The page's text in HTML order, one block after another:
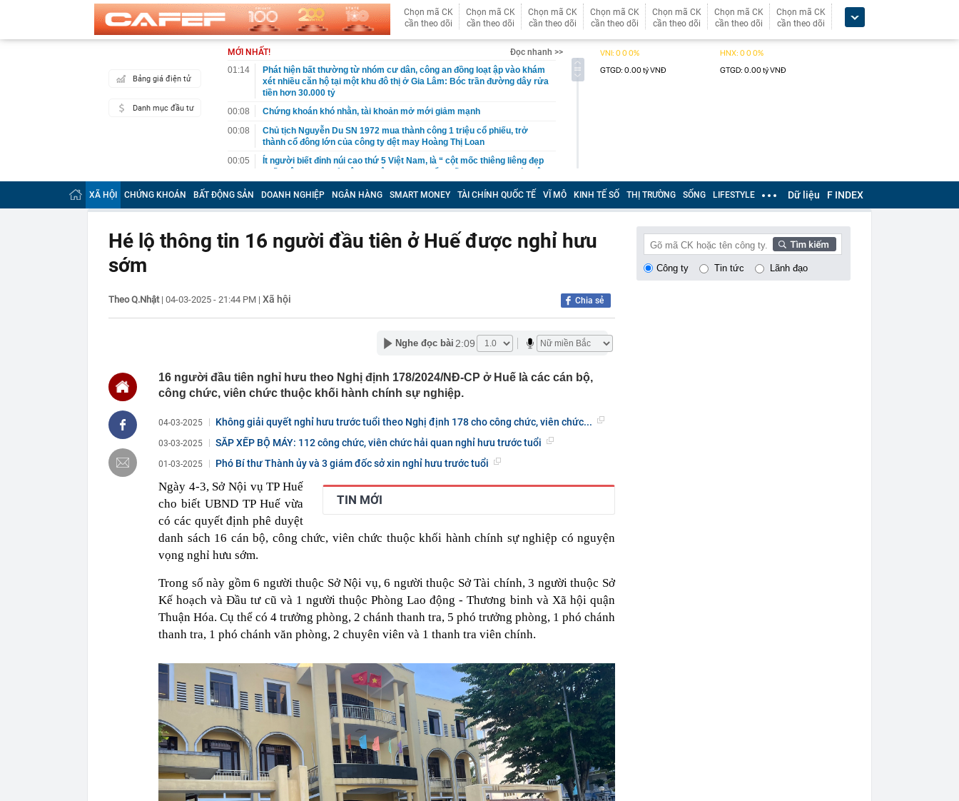
Chọn mã CK
cần theo dõi
Chọn mã CK
cần theo dõi
Chọn mã CK
cần theo dõi
Chọn mã CK
cần theo dõi
Chọn mã CK
cần theo dõi
Chọn mã CK
cần theo dõi
Chọn mã CK
cần theo dõi
Bảng giá điện tử
Danh mục đầu tư
MỚI NHẤT!
Đọc nhanh >>
01:14
Phát hiện bất thường từ nhóm cư dân, công an đồng loạt ập vào khám
xét nhiều căn hộ tại một khu đô thị ở Gia Lâm: Bóc trần đường dây rửa
tiền hơn 30.000 tỷ
00:08
Chứng khoán khó nhằn, tài khoản mở mới giảm mạnh
00:08
Chủ tịch Nguyễn Du SN 1972 mua thành công 1 triệu cổ phiếu, trở
thành cổ đông lớn của công ty dệt may Hoàng Thị Loan
00:05
Ít người biết đỉnh núi cao thứ 5 Việt Nam, là “ cột mốc thiêng liêng đẹp
trekking
Việt Nam có 1 hệ thống y khoa tư nhân sở hữu 14 bệnh viện, 2.900
giường bệnh, vừa được vinh danh "Hệ thống Y khoa tốt nhất Việt Nam
00:05
56 mã chứng khoán bị HoSE cắt margin trong tháng 8
Chứng khoán Vietcap dự phóng VN-Index có thể chạm mốc 1.885 điểm
ngay trong tháng 8
Nắm trong tay Điện Máy Xanh, Bách Hóa Xanh, An Khang, vốn hóa
00:01
Khám xét ngôi nhà cổ, phát hiện 'kho báu' gồm 1.000 đồng tiền vàng và
5 thỏi vàng giấu trong nhiều ngăn bí mật - giá trị hơn 18 tỷ đồng
vượt Hàn Quốc và Nga, gấp gần 6 lần Ấn Độ
23:01
Người bán trái cây tiết lộ: Khách thường chọn quả to, người trong
23:00
Tiếp viên tàu cao tốc quỳ gối 1h an ủi khách: 7 năm sau ở khách sạn 5
sao nhiều hơn ở nhà, bay hạng thương gia
22:34
Cụ bà 70 tuổi có xương trẻ khỏe như phụ nữ 30, bác sĩ kinh ngạc khi
biết bí quyết
22:34
22:30
Một doanh nghiệp dầu khí đem hơn 42.200 tỷ đồng gửi ngân hàng
Lời khuyên cho những người không rút điện ấm siêu tốc trước khi ngủ
XÃ HỘI CHỨNG KHOÁN BẤT ĐỘNG SẢN DOANH NGHIỆP NGÂN HÀNG SMART MONEY TÀI CHÍNH QUỐC TẾ VĨ MÔ KINH TẾ SỐ THỊ TRƯỜNG SỐNG LIFESTYLE Dữ liệu F INDEX
Hé lộ thông tin 16 người đầu tiên ở Huế được nghỉ hưu
sớm
Theo Q.Nhật | 04-03-2025 - 21:44 PM | Xã hội Chia sẻ
Nghe đọc bài 2:09
16 người đầu tiên nghỉ hưu theo Nghị định 178/2024/NĐ-CP ở Huế là các cán bộ,
công chức, viên chức thuộc khối hành chính sự nghiệp.
04-03-2025 Không giải quyết nghỉ hưu trước tuổi theo Nghị định 178 cho công chức, viên chức...
03-03-2025 SẮP XẾP BỘ MÁY: 112 công chức, viên chức hải quan nghỉ hưu trước tuổi
01-03-2025 Phó Bí thư Thành ủy và 3 giám đốc sở xin nghỉ hưu trước tuổi
TIN MỚI
Ngày 4-3, Sở Nội vụ TP Huế
cho biết UBND TP Huế vừa
có các quyết định phê duyệt
danh sách 16 cán bộ, công chức, viên chức thuộc khối hành chính sự nghiệp có nguyện
vọng nghỉ hưu sớm.
Trong số này gồm 6 người thuộc Sở Nội vụ, 6 người thuộc Sở Tài chính, 3 người thuộc Sở
Kế hoạch và Đầu tư cũ và 1 người thuộc Phòng Lao động - Thương binh và Xã hội quận
Thuận Hóa. Cụ thể có 4 trưởng phòng, 2 chánh thanh tra, 5 phó trưởng phòng, 1 phó chánh
thanh tra, 1 phó chánh văn phòng, 2 chuyên viên và 1 thanh tra viên chính.
Công ty Tin tức Lãnh đạo